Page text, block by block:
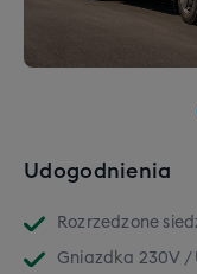
Udogodnienia
Rozrzedzone
Gniazdka 230V /